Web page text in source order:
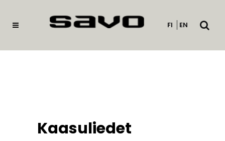
FI EN
Avaa
Kaasuliedet